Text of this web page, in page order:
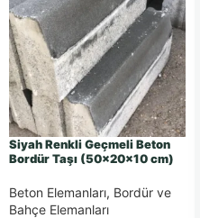
Siyah Renkli Geçmeli Beton
Bordür Taşı (50×20×10 cm)
Beton Elemanları, Bordür ve
Bahçe Elemanları